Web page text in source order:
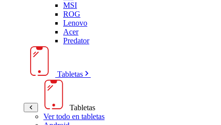
MSI
ROG
Lenovo
Acer
Predator
Tabletas
Tabletas
Ver todo en tabletas